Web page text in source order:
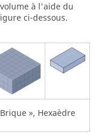
à l'aide du
ci-dessous.
», Hexaèdre